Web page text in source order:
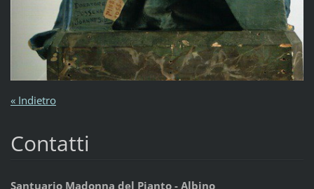
« Indietro
Contatti
Santuario Madonna del Pianto - Albino